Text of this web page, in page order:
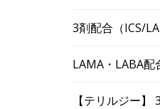
3剤配合（ICS/
LAMA・LABA配
【テリルジー